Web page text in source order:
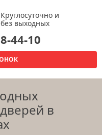
Круглосуточно и
без выходных
44-10
в